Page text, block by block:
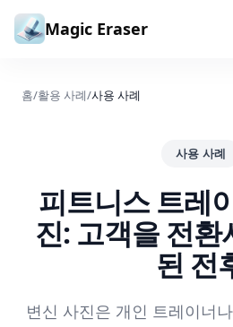
본문으로 건너뛰기
Magic Eraser
홈/활용 사례/사용 사례
사용 사례
피트니스 트레
진: 고객을 전
된 전
변신 사진은 개인 트레이너